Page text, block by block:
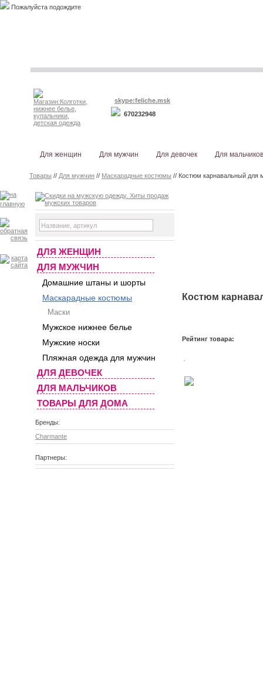
Пожалуйста подождите
skype:feliche.msk
670232948
Для женщин Для мужчин Для девочек Для мальчиков
Товары // Для мужчин // Маскарадные костюмы // Костюм карнавальный для
ДЛЯ ЖЕНЩИН
ДЛЯ МУЖЧИН
Домашние штаны и шорты
Маскарадные костюмы
Маски
Мужское нижнее белье
Мужские носки
Пляжная одежда для мужчин
ДЛЯ ДЕВОЧЕК
ДЛЯ МАЛЬЧИКОВ
ТОВАРЫ ДЛЯ ДОМА
Бренды:
Charmante
Партнеры:
Костюм
Рейтинг товара: